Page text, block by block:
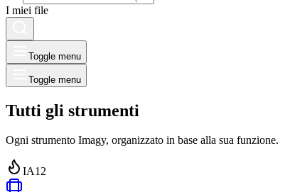
I miei file
Toggle menu
Toggle menu
Tutti gli strumenti
Ogni strumento Imagy, organizzato in base alla sua funzione.
IA12